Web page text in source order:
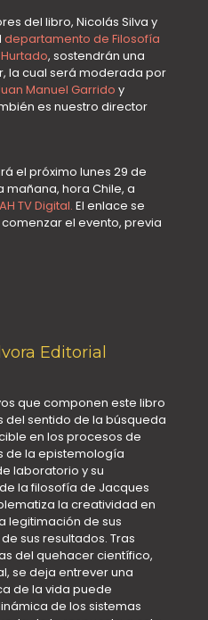
del libro, Nicolás Silva y
departamento de Filosofía
, sostendrán una
la cual será moderada por
Manuel Garrido y
es nuestro director
el próximo lunes 29 de
mañana, hora Chile, a
TV Digital. El enlace se
el evento, previa
Editorial
que componen este libro
del sentido de la búsqueda
en los procesos de
de la epistemología
laboratorio y su
la filosofía de Jacques
la creatividad en
legitimación de sus
sus resultados. Tras
del quehacer científico,
se deja entrever una
de la vida puede
de los sistemas